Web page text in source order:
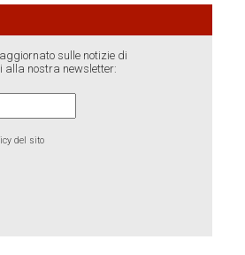
sulle notizie di
alla nostra newsletter:
del sito